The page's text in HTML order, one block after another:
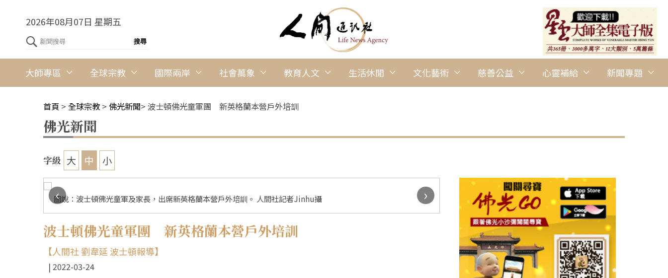
2026年08月07日 星期五
大師專區 全球宗教 國際兩岸 社會萬象 教育人文 生活休閒 文化藝術 慈善公益 心靈補給 新聞專題
首頁 > 全球宗教 > 佛光新聞> 波士頓佛光童軍團 新英格蘭本營戶外培訓
佛光新聞
字級 大 中 小
圖說：波士頓佛光童軍及家長，出席新英格蘭本營戶外培訓。 人間社記者Jinhu攝
圖說：教練Nicholas Kerpan （右一）教導如何正確準備及放置
間社記者Jinhu攝
‹
›
波士頓佛光童軍團 新英格蘭本營戶外培訓
【人間社 劉韋延 波士頓報導】
2022-03-24